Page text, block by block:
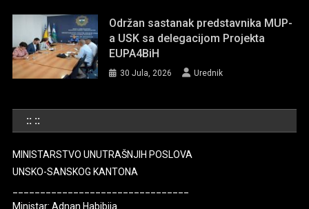
Održan sastanak predstavnika MUP-
a USK sa delegacijom Projekta
EUPA4BiH
30 Jula, 2026 Urednik
:: ::
MINISTARSTVO UNUTRAŠNJIH POSLOVA
UNSKO-SANSKOG KANTONA
Ministar: Adnan Habibija